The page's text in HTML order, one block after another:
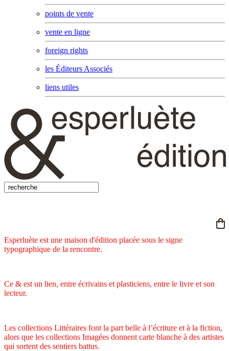
points de vente
vente en ligne
foreign rights
les Éditeurs Associés
liens utiles
Esperluète est une maison d'édition placée sous le signe
typographique de la rencontre.
Ce & est un lien, entre écrivains et plasticiens, entre le livre et son
lecteur.
Les collections Littéraires font la part belle à l’écriture et à la fiction,
alors que les collections Imagées donnent carte blanche à des artistes
qui sortent des sentiers battus.